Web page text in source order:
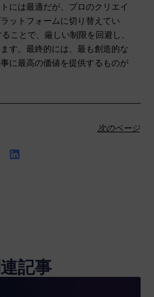
には最適だが、プロのクリエイ
ットフォームに切り替えてい
ことで、厳しい制限を回避し、
す。最終的には、最も創造的な
に最高の価値を提供するものが
次のページ
記事